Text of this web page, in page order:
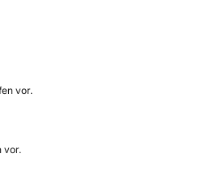
vor.
vor.